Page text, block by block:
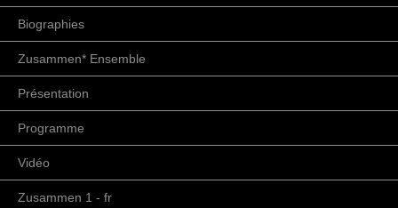
Biographies
Zusammen* Ensemble
Présentation
Programme
Vidéo
Zusammen 1 - fr